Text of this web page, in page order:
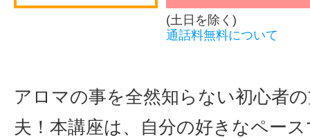
(土日を除く)
通話料無料について
アロマの事を全然知らない初心者
夫！本講座は、自分の好きなペー